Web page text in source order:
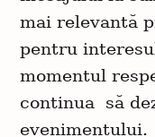
mai relevantă
pentru
momentul
continua să
evenimentului.